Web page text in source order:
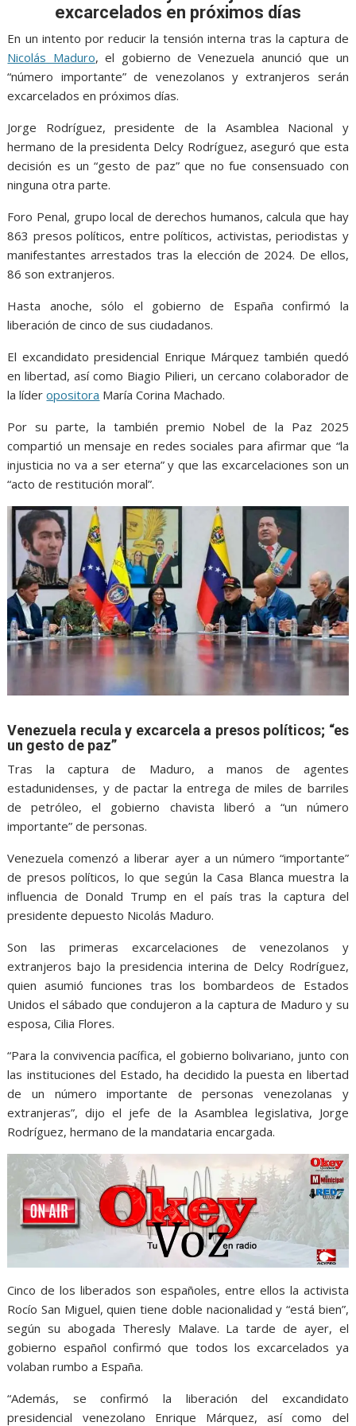
o
k
p
p
g
er
m
excarcelados en próximos días
En un intento por reducir la tensión interna tras la captura de
Nicolás Maduro, el gobierno de Venezuela anunció que un
“número importante” de venezolanos y extranjeros serán
excarcelados en próximos días.
Jorge Rodríguez, presidente de la Asamblea Nacional y
hermano de la presidenta Delcy Rodríguez, aseguró que esta
decisión es un “gesto de paz” que no fue consensuado con
ninguna otra parte.
Foro Penal, grupo local de derechos humanos, calcula que hay
863 presos políticos, entre políticos, activistas, periodistas y
manifestantes arrestados tras la elección de 2024. De ellos,
86 son extranjeros.
Hasta anoche, sólo el gobierno de España confirmó la
liberación de cinco de sus ciudadanos.
El excandidato presidencial Enrique Márquez también quedó
en libertad, así como Biagio Pilieri, un cercano colaborador de
la líderopositora María Corina Machado.
Por su parte, la también premio Nobel de la Paz 2025
compartió un mensaje en redes sociales para afirmar que “la
injusticia no va a ser eterna” y que las excarcelaciones son un
“acto de restitución moral”.
Venezuela recula y excarcela a presos políticos; “es
un gesto de paz”
Tras la captura de Maduro, a manos de agentes
estadunidenses, y de pactar la entrega de miles de barriles
de petróleo, el gobierno chavista liberó a “un número
importante” de personas.
Venezuela comenzó a liberar ayer a un número “importante”
de presos políticos, lo que según la Casa Blanca muestra la
influencia de Donald Trump en el país tras la captura del
presidente depuesto Nicolás Maduro.
Son las primeras excarcelaciones de venezolanos y
extranjeros bajo la presidencia interina de Delcy Rodríguez,
quien asumió funciones tras los bombardeos de Estados
Unidos el sábado que condujeron a la captura de Maduro y su
esposa, Cilia Flores.
“Para la convivencia pacífica, el gobierno bolivariano, junto con
las instituciones del Estado, ha decidido la puesta en libertad
de un número importante de personas venezolanas y
extranjeras”, dijo el jefe de la Asamblea legislativa, Jorge
Rodríguez, hermano de la mandataria encargada.
Cinco de los liberados son españoles, entre ellos la activista
Rocío San Miguel, quien tiene doble nacionalidad y “está bien”,
según su abogada Theresly Malave. La tarde de ayer, el
gobierno español confirmó que todos los excarcelados ya
volaban rumbo a España.
“Además, se confirmó la liberación del excandidato
presidencial venezolano Enrique Márquez, así como del